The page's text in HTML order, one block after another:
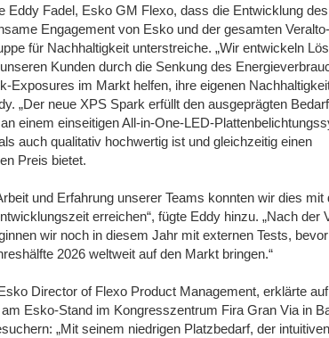
Eddy Fadel, Esko GM Flexo, dass die Entwicklung
Engagement von Esko und der gesamten Veralto-
für Nachhaltigkeit unterstreiche. „Wir entwickeln
Kunden durch die Senkung des
Exposures im Markt helfen, ihre eigenen
„Der neue XPS Spark erfüllt den ausgeprägten
einem einseitigen All-in-One-LED-
auch qualitativ hochwertig ist und gleichzeitig einen
Preis bietet.
und Erfahrung unserer Teams konnten wir dies mit
erreichen“, fügte Eddy hinzu. „Nach der
wir noch in diesem Jahr mit externen Tests,
2026 weltweit auf den Markt bringen.“
Director of Flexo Product Management, erklärte
Esko-Stand im Kongresszentrum Fira Gran Via in
„Mit seinem niedrigen Platzbedarf, der